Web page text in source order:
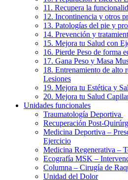
11. Recupera la
12. Incontinencia y otros
13. Patologías del pie y
14. Prevención y
15. Mejora tu Salud con
16. Pierde Peso de forma
17. Gana Peso y Masa
18. Entrenamiento de alto
Lesiones
19. Mejora tu Estética y
20. Mejora tu Salud
Unidades funcionales
Traumatología Deportiva
Recuperación Post-
Medicina Deportiva –
Ejercicio
Medicina Regenerativa –
Ecografía MSK –
Columna – Cirugía de
Unidad del Dolor